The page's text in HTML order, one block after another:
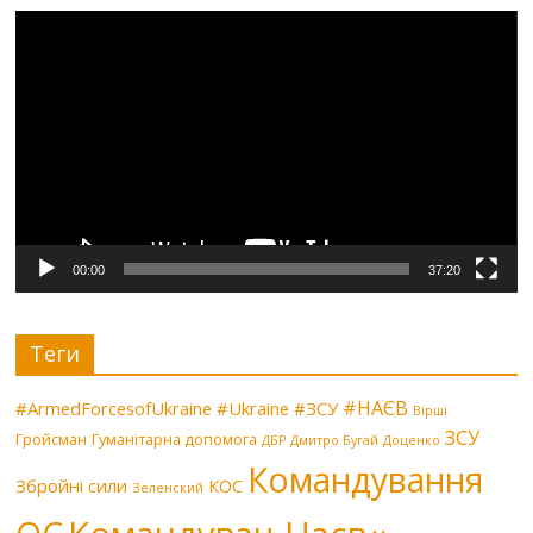
00:00 37:20
Теги
#ArmedForcesofUkraine #Ukraine #ЗСУ #НАЄВ Вірші
Гройсман Гуманітарна допомога ДБР Дмитро Бугай Доценко ЗСУ
Збройні сили Зеленский КОС Командування